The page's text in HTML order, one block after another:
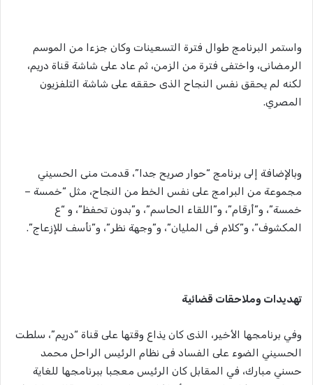
واستمر البرنامج طوال فترة التسعينات وكان جزءا من الموسم
الرمضانى، واختفى فترة من الزمن، ثم عاد على شاشة قناة دريم،
لكنه لم يحقق نفس النجاح الذى حققه على شاشة التلفزيون
المصري.
وبالإضافة إلى برنامج “حوار صريح جدا”، قدمت منى الحسيني
مجموعة من البرامج على نفس الخط من النجاح، مثل “خمسة –
خمسة”، و”أرقام”، و”اللقاء الحاسم”، و”بدون تحفظ”، و “ع
المكشوف”، و”كلام فى المليان”، و”وجهة نظر”، و”نأسف للإزعاج”.
تهديدات وملاحقات قضائية
وفي برنامجها الأخير، الذى كان يذاع وقتها على قناة “دريم”، سلطت
الحسيني الضوء على الفساد فى نظام الرئيس الراحل محمد
حسني مبارك، في المقابل كان الرئيس معجبا ببرنامجها للغاية